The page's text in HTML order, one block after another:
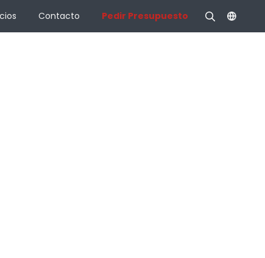
Contacto Pedir Presupuesto